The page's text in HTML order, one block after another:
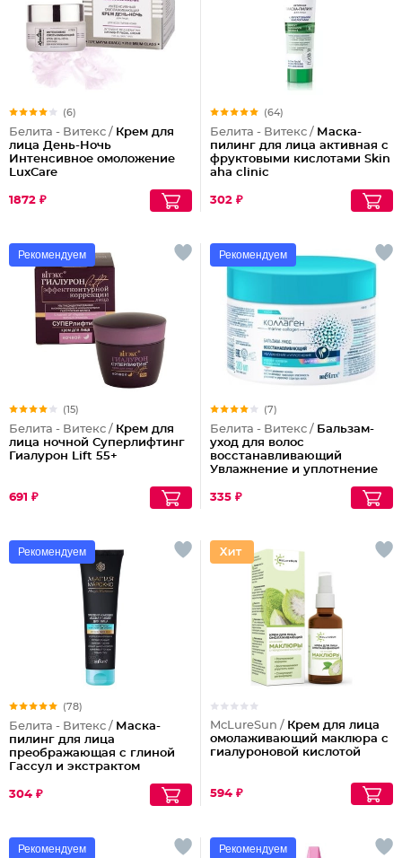
(6)
Белита - Витекс / Крем для
лица День-Ночь
Интенсивное омоложение
LuxCare
1872 ₽
(64)
Белита - Витекс / Маска-
пилинг для лица активная с
фруктовыми кислотами Skin
aha clinic
302 ₽
Рекомендуем
(15)
Белита - Витекс / Крем для
лица ночной Суперлифтинг
Гиалурон Lift 55+
691 ₽
Рекомендуем
(7)
Белита - Витекс / Бальзам-
уход для волос
восстанавливающий
Увлажнение и уплотнение
335 ₽
Рекомендуем
(78)
Белита - Витекс / Маска-
пилинг для лица
преображающая с глиной
Гассул и экстрактом
304 ₽
McLureSun / Крем для лица
омолаживающий маклюра с
гиалуроновой кислотой
594 ₽
Рекомендуем Рекомендуем